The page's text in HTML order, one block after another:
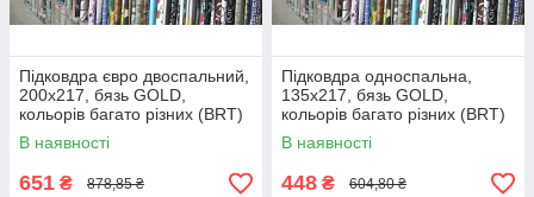
Підковдра євро двоспальний,
200х217, бязь GOLD,
кольорів багато різних (BRT)
В наявності
651 ₴ 878,85 ₴
Підковдра односпальна,
135х217, бязь GOLD,
кольорів багато різних (BRT)
В наявності
448 ₴ 604,80 ₴